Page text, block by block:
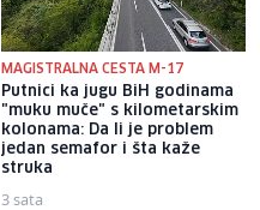
MAGISTRALNA CESTA M-17
Putnici ka jugu BiH godinama
"muku muče" s kilometarskim
kolonama: Da li je problem
jedan semafor i šta kaže
struka
3 sata